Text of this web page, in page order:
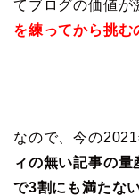
てブログの価値が
を練ってから挑む
なので、今の
ィの無い記事の量
で3割にも満たな